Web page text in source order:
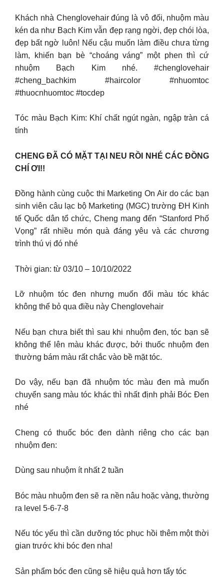
Khách nhà Chenglovehair đúng là vô đối, nhuộm màu
kén da như Bạch Kim vẫn đẹp rạng ngời, đẹp chói lòa,
đẹp bất ngờ luôn! Nếu cậu muốn làm điều chưa từng
làm, khiến bạn bè “choáng váng” một phen thì cứ
nhuộm Bạch Kim nhé. #chenglovehair
#cheng_bachkim #haircolor #nhuomtoc
#thuocnhuomtoc #tocdep
Tóc màu Bạch Kim: Khí chất ngút ngàn, ngập tràn cá
tính
CHENG ĐÃ CÓ MẶT TẠI NEU RỒI NHÉ CÁC ĐỒNG
CHÍ ƠI!!
Đồng hành cùng cuộc thi Marketing On Air do các bạn
sinh viên câu lạc bộ Marketing (MGC) trường ĐH Kinh
tế Quốc dân tổ chức, Cheng mang đến “Stanford Phố
Vọng” rất nhiều món quà đáng yêu và các chương
trình thú vị đó nhé
Thời gian: từ 03/10 – 10/10/2022
Lỡ nhuộm tóc đen nhưng muốn đổi màu tóc khác
không thể bỏ qua điều này Chenglovehair
Nếu bạn chưa biết thì sau khi nhuộm đen, tóc bạn sẽ
không thể lên màu khác được, bởi thuốc nhuộm đen
thường bám màu rất chắc vào bề mặt tóc.
Do vậy, nếu bạn đã nhuộm tóc màu đen mà muốn
chuyển sang màu tóc khác thì nhất định phải Bóc Đen
nhé
Cheng có thuốc bóc đen dành riêng cho các bạn
nhuộm đen:
Dùng sau nhuộm ít nhất 2 tuần
Bóc màu nhuộm đen sẽ ra nền nâu hoặc vàng, thường
ra level 5-6-7-8
Nếu tóc yếu thì cần dưỡng tóc phục hồi thêm một thời
gian trước khi bóc đen nha!
Sản phẩm bóc đen cũng sẽ hiệu quả hơn tẩy tóc